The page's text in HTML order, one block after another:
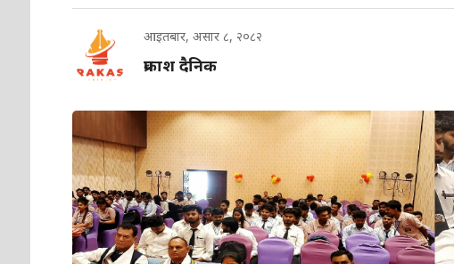
आइतबार, असार ८, २०८२
प्रकाश दैनिक